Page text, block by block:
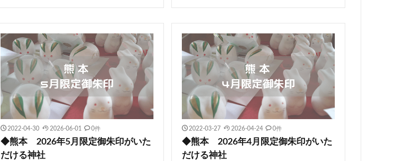
2022-04-30 2026-06-01 0件
◆熊本 2026年5月限定御朱印がいた
だける神社
2022-03-27 2026-04-24 0件
◆熊本 2026年4月限定御朱印がいた
だける神社